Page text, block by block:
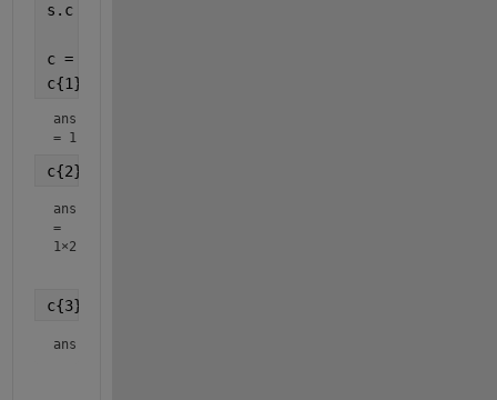
s.c =
c = struct2cell(s);
c{1}
ans
= 1
c{2}
ans
=
1×2
c{3}
ans =